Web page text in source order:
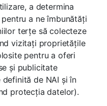
a determina
a ne îmbunătăți
terțe să colecteze
vizitați proprietățile
pentru a oferi
și publicitate
de NAI și în
protecția datelor).